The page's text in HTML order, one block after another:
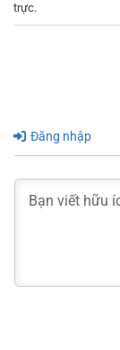
trực.
Đăng nhập